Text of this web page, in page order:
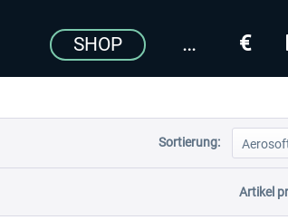
SHOP
Sortierung:
Artikel